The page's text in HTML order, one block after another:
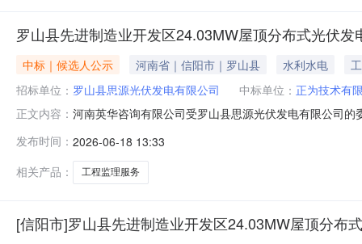
罗山县先进制造业开发区24.03MW屋顶分布式光伏
中标｜候选人公示 河南省｜信阳市｜罗山县 水利水电
招标单位： 罗山县思源光伏发电有限公司 中标单位： 正为技术有
正文内容： 河南英华咨询有限公司受罗山县思源光伏发电有限公司
储能2.资金来源：银行融资和自筹资金3.项目估算投资
标公
发布时间： 2026-06-18 13:33
相关产品：
工程监理服务
[信阳市]罗山县先进制造业开发区24.03MW屋顶分布